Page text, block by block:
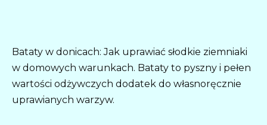
Bataty w donicach: Jak uprawiać słodkie ziemniaki
w domowych warunkach. Bataty to pyszny i pełen
wartości odżywczych dodatek do własnoręcznie
uprawianych warzyw.